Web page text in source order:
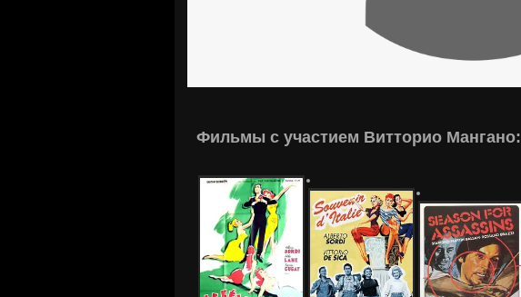
Фильмы с участием Витторио Мангано: